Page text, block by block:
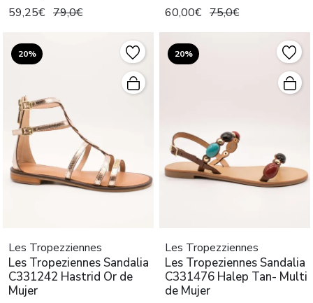
59,25€ 79,0€ 60,00€ 75,0€
20%
Les Tropezziennes
Les Tropeziennes Sandalia
C331242 Hastrid Or de
Mujer
20%
Les Tropezziennes
Les Tropeziennes Sandalia
C331476 Halep Tan- Multi
de Mujer